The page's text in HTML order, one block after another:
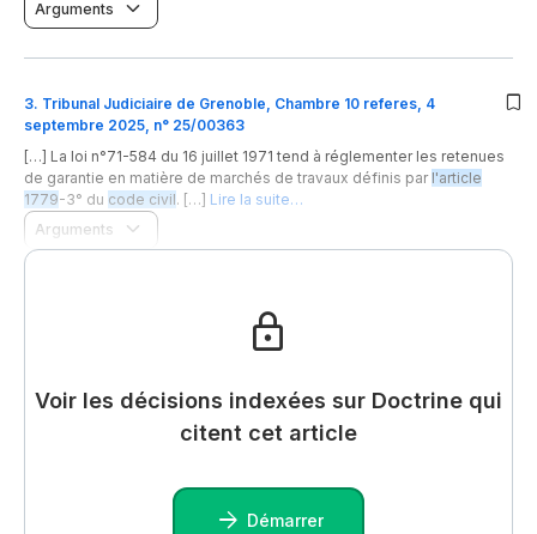
Arguments
3. Tribunal Judiciaire de Grenoble, Chambre 10 referes, 4
septembre 2025, n° 25/00363
[…] La loi n°71-584 du 16 juillet 1971 tend à réglementer les retenues
de garantie en matière de marchés de travaux définis par l'article
1779-3° du code civil. […] Lire la suite…
Arguments
Voir les décisions indexées sur Doctrine qui
citent cet article
Démarrer